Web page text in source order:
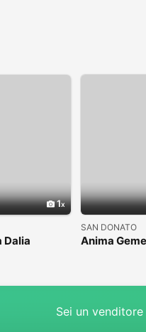
1
Dalia
SAN DONATO
Anima
Sei un